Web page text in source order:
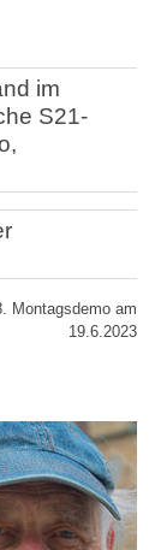
im
S21-
Montagsdemo am
19.6.2023